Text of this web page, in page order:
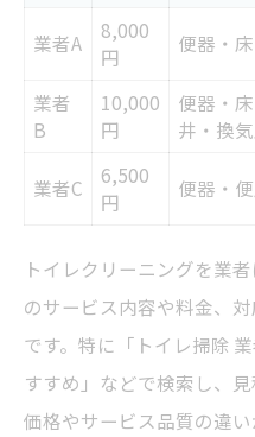
業者A
8,000
円
便器・
業者
B
10,000
円
便器・
井・換
業者C
6,500
円
便器・
トイレクリーニングを業
のサービス内容や料金、
です。特に「トイレ掃除
すすめ」などで検索し、
価格やサービス品質の違い